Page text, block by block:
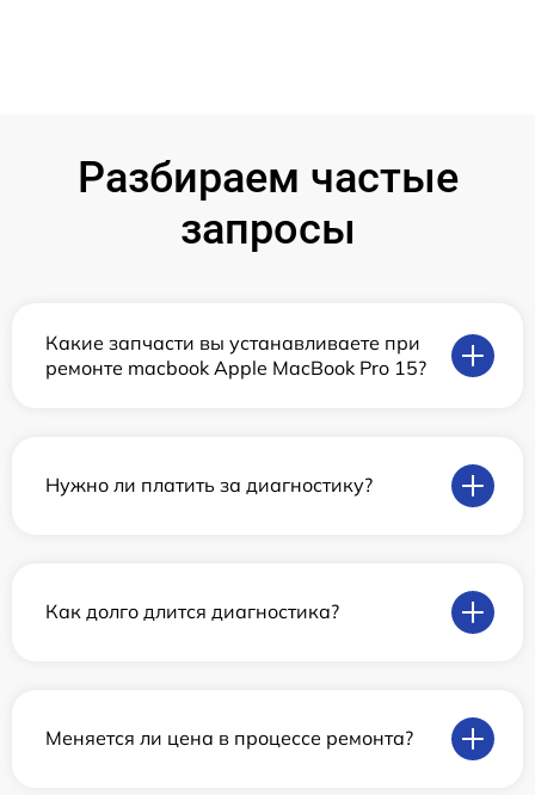
Разбираем частые
запросы
Какие запчасти вы устанавливаете при
ремонте macbook Apple MacBook Pro 15?
Нужно ли платить за диагностику?
Как долго длится диагностика?
Меняется ли цена в процессе ремонта?